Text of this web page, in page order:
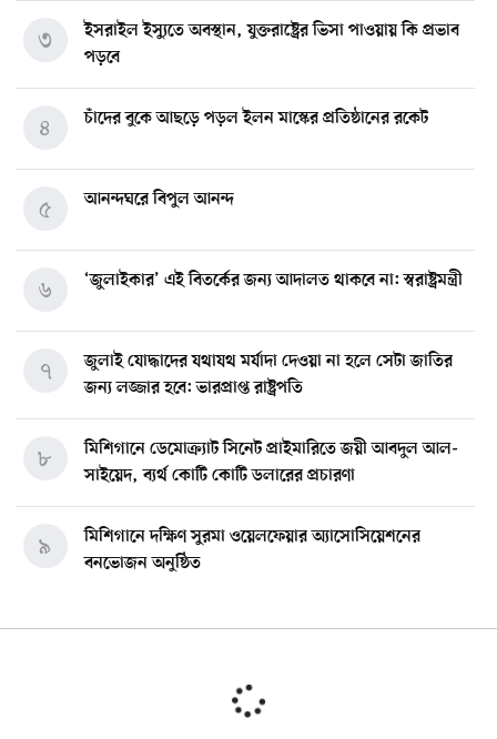
ইসরাইল ইস্যুতে অবস্থান, যুক্তরাষ্ট্রের ভিসা পাওয়ায় কি প্রভাব
পড়বে
৩
চাঁদের বুকে আছড়ে পড়ল ইলন মাস্কের প্রতিষ্ঠানের রকেট
৪
আনন্দঘরে বিপুল আনন্দ
৫
‘জুলাইকার’ এই বিতর্কের জন্য আদালত থাকবে না: স্বরাষ্ট্রমন্ত্রী
৬
জুলাই যোদ্ধাদের যথাযথ মর্যাদা দেওয়া না হলে সেটা জাতির
জন্য লজ্জার হবে: ভারপ্রাপ্ত রাষ্ট্রপতি
৭
মিশিগানে ডেমোক্র্যাট সিনেট প্রাইমারিতে জয়ী আবদুল আল-
সাইয়েদ, ব্যর্থ কোটি কোটি ডলারের প্রচারণা
৮
মিশিগানে দক্ষিণ সুরমা ওয়েলফেয়ার অ্যাসোসিয়েশনের
বনভোজন অনুষ্ঠিত
৯
বিশ্বজুড়ে কূটনৈতিক পুনর্বিন্যাস, ৫ অঞ্চলে মিশন বন্ধ করছে
১০
মিশিগানে ফ্রেন্ডস এন্ড ফ্যামিলির বনভোজনে প্রাণের উচ্ছ্বাস